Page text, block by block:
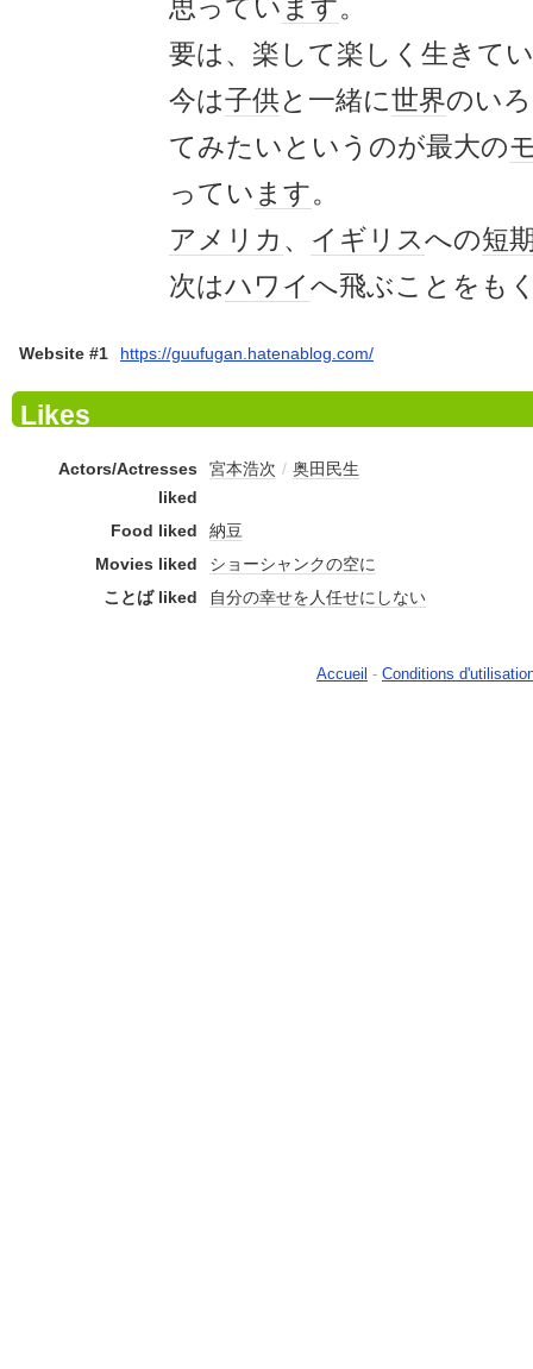
思ってい ます。
要は、楽して楽しく生きて
今は子供と一緒に世界のい
てみたいというのが最大の
ってい ます。
アメリカ 、 イギリスへの短
次はハワイへ飛ぶことをも
Website #1 https://guufugan.hatenablog.com/
Likes
Actors/Actresses
liked
宮本浩次 / 奥田民生
Food liked
納豆
Movies liked
ショーシャンクの空に
ことば liked
自分の幸せを人任せにしない
Accueil - Conditions